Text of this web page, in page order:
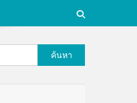
ค้นหา
สำหรับ: